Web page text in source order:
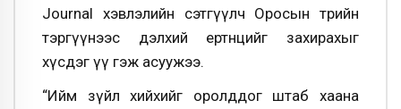
Journal хэвлэлийн сэтгүүлч Оросын төрийн
тэргүүнээс дэлхий ертөнцийг захирахыг
хүсдэг үү гэж асуужээ.
“Ийм зүйл хийхийг оролддог штаб хаана